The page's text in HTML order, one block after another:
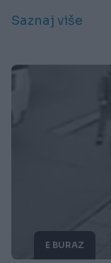
Saznaj više
E BURAZ